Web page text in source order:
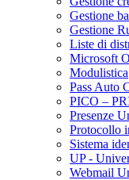
Gestione
Gestione
Liste di
Microsoft
Modulistica
Pass Auto
PICO –
Presenze
Protocollo
Sistema
UP -
Webmail